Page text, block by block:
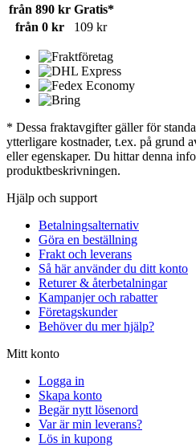
från 890 kr Gratis*
från 0 kr
109 kr
* Dessa fraktavgifter gäller för
ytterligare kostnader, t.ex. på grund
eller egenskaper. Du hittar denna
produktbeskrivningen.
Hjälp och support
Betalningsalternativ
Göra en beställning
Frakt och leverans
Så här använder du ditt konto
Returer & återbetalningar
Kampanjer och rabatter
Företagskunder
Behöver du mer hjälp?
Mitt konto
Logga in
Skapa konto
Begär nytt lösenord
Var är min leverans?
Lös in kupong